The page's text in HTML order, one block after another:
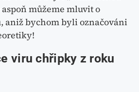
můžeme mluvit o
aniž bychom byli označováni
viru chřipky z roku